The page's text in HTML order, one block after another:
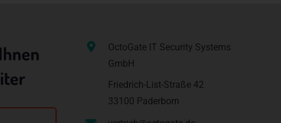
OctoGate IT Security Systems
GmbH
Friedrich-List-Straße 42
33100 Paderborn